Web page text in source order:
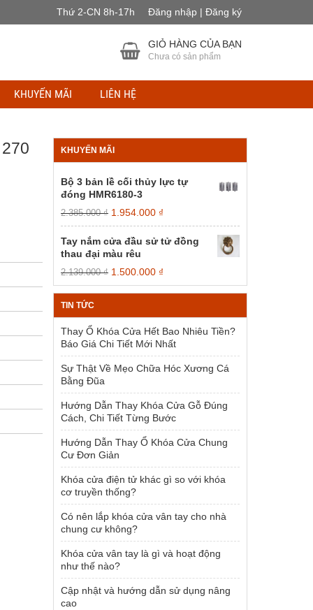
Thứ 2-CN 8h-17h Đăng nhập | Đăng ký
GIỎ HÀNG CỦA BẠN
Chưa có sản phẩm
KHUYẾN MÃI LIÊN HỆ
KHUYẾN MÃI
Bộ 3 bản lề cối thủy lực tự
đóng HMR6180-3
2.385.000₫ Giá
gốc
là:
2.385.000 ₫.
1.954.000 ₫
hiện
tại
Tay nắm cửa đầu sử tử đồng
thau đại màu rêu
2.139.000₫ Giá
gốc
là:
1.500.000 ₫
hiện
tại
1.500.000 ₫.
TIN TỨC
Thay Ổ Khóa Cửa Hết Bao Nhiêu Tiền?
Báo Giá Chi Tiết Mới Nhất
Sự Thật Về Mẹo Chữa Hóc Xương Cá
Bằng Đũa
Hướng Dẫn Thay Khóa Cửa Gỗ Đúng
Cách, Chi Tiết Từng Bước
Hướng Dẫn Thay Ổ Khóa Cửa Chung
Cư Đơn Giản
Khóa cửa điện tử khác gì so với khóa
cơ truyền thống?
Có nên lắp khóa cửa vân tay cho nhà
chung cư không?
Khóa cửa vân tay là gì và hoạt động
như thế nào?
Cập nhật và hướng dẫn sử dụng nâng
cao